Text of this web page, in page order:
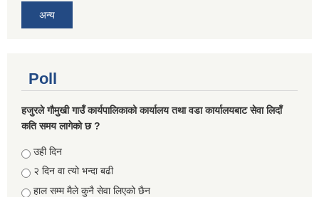
अन्य
Poll
हजुरले गौमुखी गाउँ कार्यपालिकाको कार्यालय तथा वडा कार्यालयबाट सेवा लिदाँ
कति समय लागेको छ ?
Choices
उही दिन
२ दिन वा त्यो भन्दा बढी
हाल सम्म मैले कुनै सेवा लिएको छैन